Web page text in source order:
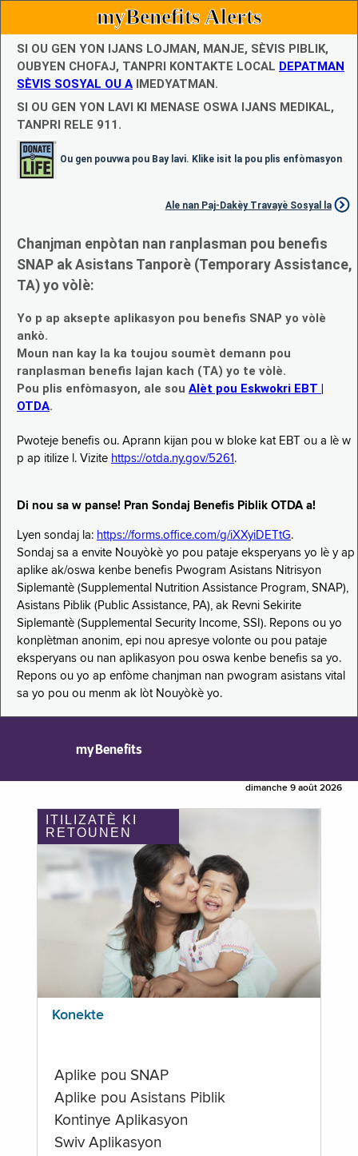
myBenefits Alerts
SI OU GEN YON IJANS LOJMAN, MANJE, SÈVIS PIBLIK,
OUBYEN CHOFAJ, TANPRI KONTAKTE LOCAL DEPATMAN
SÈVIS SOSYAL OU A IMEDYATMAN.
SI OU GEN YON LAVI KI MENASE OSWA IJANS MEDIKAL,
TANPRI RELE 911.
Ou gen pouvwa pou Bay lavi. Klike isit la pou plis enfòmasyon
Ale nan Paj-Dakèy Travayè Sosyal la
Chanjman enpòtan nan ranplasman pou benefis
SNAP ak Asistans Tanporè (Temporary Assistance,
TA) yo vòlè:
Yo p ap aksepte aplikasyon pou benefis SNAP yo vòlè
ankò.
Moun nan kay la ka toujou soumèt demann pou
ranplasman benefis lajan kach (TA) yo te vòlè.
Pou plis enfòmasyon, ale sou Alèt pou Eskwokri EBT |
OTDA.
Pwoteje benefis ou. Aprann kijan pou w bloke kat EBT ou a lè w
p ap itilize l. Vizite https://otda.ny.gov/5261 .
Di nou sa w panse! Pran Sondaj Benefis Piblik OTDA a!
Lyen sondaj la: https://forms.office.com/g/iXXyiDETtG.
Sondaj sa a envite Nouyòkè yo pou pataje eksperyans yo lè y ap
aplike ak/oswa kenbe benefis Pwogram Asistans Nitrisyon
Siplemantè (Supplemental Nutrition Assistance Program, SNAP),
Asistans Piblik (Public Assistance, PA), ak Revni Sekirite
Siplemantè (Supplemental Security Income, SSI). Repons ou yo
konplètman anonim, epi nou apresye volonte ou pou pataje
eksperyans ou nan aplikasyon pou oswa kenbe benefis sa yo.
Repons ou yo ap enfòme chanjman nan pwogram asistans vital
sa yo pou ou menm ak lòt Nouyòkè yo.
myBenefits
dimanche 9 août 2026
ITILIZATÈ KI
RETOUNEN
Konekte
Aplike pou SNAP
Aplike pou Asistans Piblik
Kontinye Aplikasyon
Swiv Aplikasyon